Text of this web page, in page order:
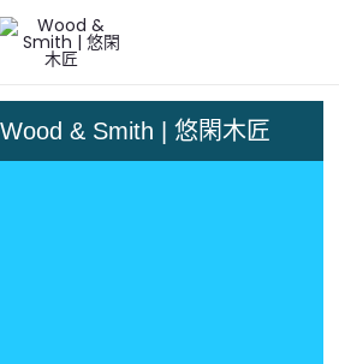
& Smith | 悠閑木匠